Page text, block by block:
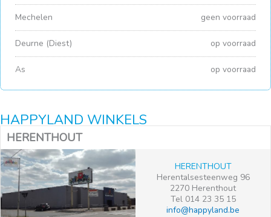
Mechelen geen voorraad
Deurne (Diest) op voorraad
As op voorraad
HAPPYLAND WINKELS
HERENTHOUT
HERENTHOUT
Herentalsesteenweg 96
2270 Herenthout
Tel 014 23 35 15
info@happyland.be